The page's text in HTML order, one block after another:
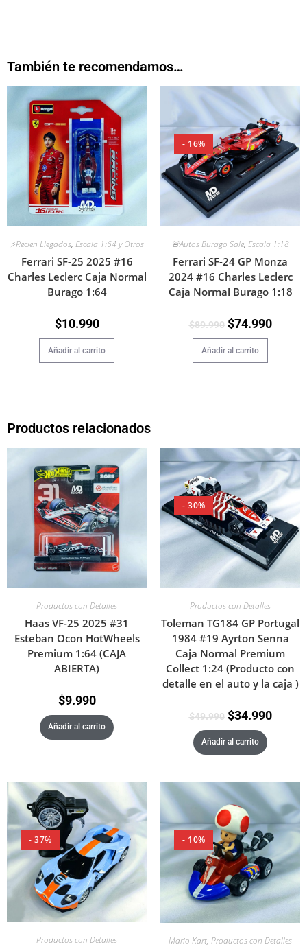
También te recomendamos…
⚡Recien Llegados, Escala 1:64 y Otros
Ferrari SF-25 2025 #16
Charles Leclerc Caja Normal
Burago 1:64
$10.990
Añadir al carrito
- 16%
🚨Autos Burago Sale, Escala 1:18
Ferrari SF-24 GP Monza
2024 #16 Charles Leclerc
Caja Normal Burago 1:18
$89.990 $74.990
Añadir al carrito
Productos relacionados
Productos con Detalles
Haas VF-25 2025 #31
Esteban Ocon HotWheels
Premium 1:64 (CAJA
ABIERTA)
$9.990
Añadir al carrito
- 30%
Productos con Detalles
Toleman TG184 GP Portugal
1984 #19 Ayrton Senna
Caja Normal Premium
Collect 1:24 (Producto con
detalle en el auto y la caja )
$49.990 $34.990
Añadir al carrito
- 37%
Productos con Detalles
- 10%
Mario Kart, Productos con Detalles